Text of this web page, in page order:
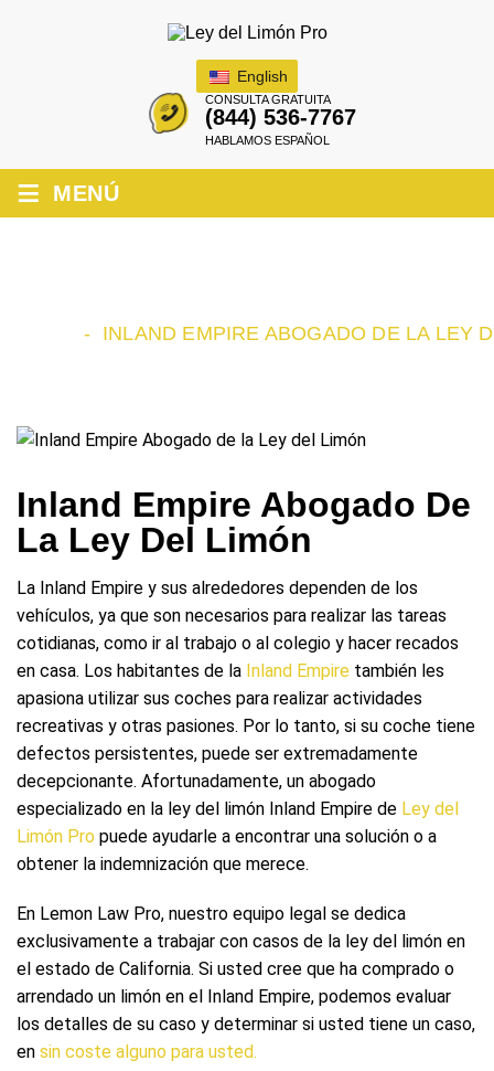
English
CONSULTA GRATUITA
(844) 536-7767
HABLAMOS ESPAÑOL
≡ MENÚ
- INLAND EMPIRE ABOGADO DE LA LEY
Inland Empire Abogado De
La Ley Del Limón
La Inland Empire y sus alrededores dependen de los
vehículos, ya que son necesarios para realizar las tareas
cotidianas, como ir al trabajo o al colegio y hacer recados
en casa. Los habitantes de la Inland Empire también les
apasiona utilizar sus coches para realizar actividades
recreativas y otras pasiones. Por lo tanto, si su coche tiene
defectos persistentes, puede ser extremadamente
decepcionante. Afortunadamente, un abogado
especializado en la ley del limón Inland Empire de Ley del
Limón Pro puede ayudarle a encontrar una solución o a
obtener la indemnización que merece.
En Lemon Law Pro, nuestro equipo legal se dedica
exclusivamente a trabajar con casos de la ley del limón en
el estado de California. Si usted cree que ha comprado o
arrendado un limón en el Inland Empire, podemos evaluar
los detalles de su caso y determinar si usted tiene un caso,
en sin coste alguno para usted.